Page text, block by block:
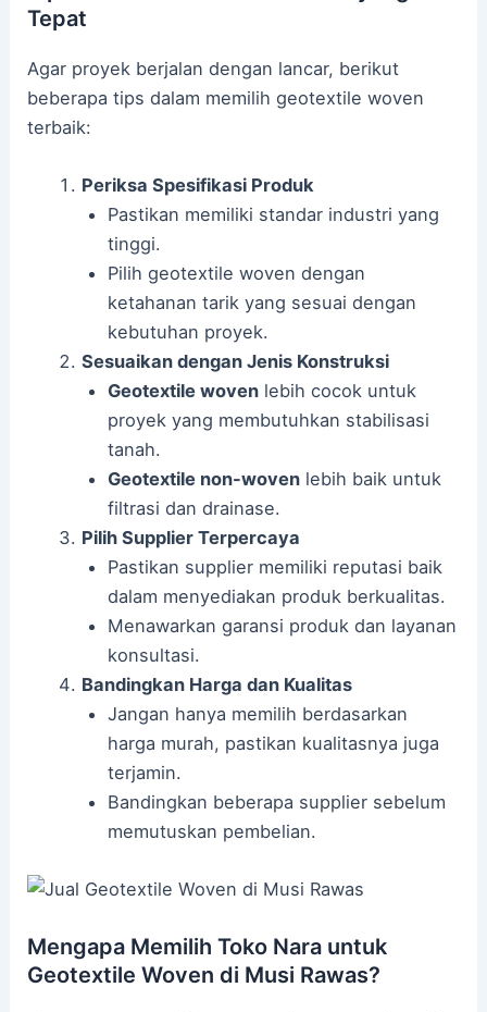
Tepat
Agar proyek berjalan dengan lancar, berikut
beberapa tips dalam memilih geotextile woven
terbaik:
Periksa Spesifikasi Produk
Pastikan memiliki standar industri yang
tinggi.
Pilih geotextile woven dengan
ketahanan tarik yang sesuai dengan
kebutuhan proyek.
Sesuaikan dengan Jenis Konstruksi
Geotextile woven lebih cocok untuk
proyek yang membutuhkan stabilisasi
tanah.
Geotextile non-woven lebih baik untuk
filtrasi dan drainase.
Pilih Supplier Terpercaya
Pastikan supplier memiliki reputasi baik
dalam menyediakan produk berkualitas.
Menawarkan garansi produk dan layanan
konsultasi.
Bandingkan Harga dan Kualitas
Jangan hanya memilih berdasarkan
harga murah, pastikan kualitasnya juga
terjamin.
Bandingkan beberapa supplier sebelum
memutuskan pembelian.
Mengapa Memilih Toko Nara untuk
Geotextile Woven di Musi Rawas?